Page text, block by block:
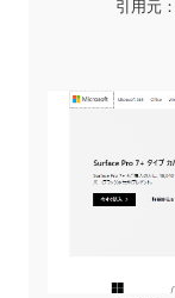
引用元：